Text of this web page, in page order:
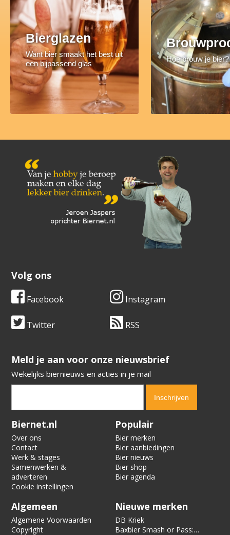
Bierglazen
Want bier smaakt het best uit
een bijpassend glas
Hoe brouw je bier?
Volg ons
Facebook Instagram
Twitter RSS
​​​​​​​Meld je aan voor onze nieuwsbrief
Wekelijks biernieuws en acties in je mail
Verification code:
Biernet.nl
Over ons
Contact
Werk & stages
Samenwerken &
adverteren
Cookie instellingen
Populair
Bier merken
Bier aanbiedingen
Bier nieuws
Bier shop
Bier agenda
Algemeen
Algemene Voorwaarden
Copyright
Nieuwe merken
DB Kriek
Baxbier Smash or Pass: